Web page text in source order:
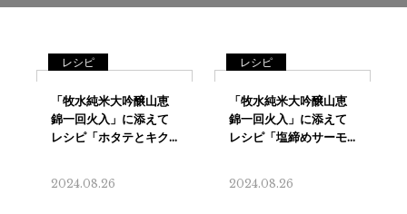
レシピ
2024.08.26
レシピ
2024.08.26